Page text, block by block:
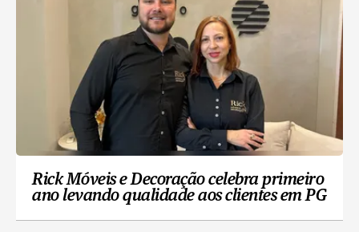
Rick Móveis e Decoração celebra primeiro
ano levando qualidade aos clientes em PG